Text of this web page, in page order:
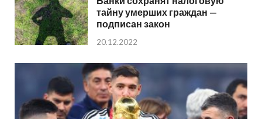
тайну умерших граждан —
подписан закон
20.12.2022